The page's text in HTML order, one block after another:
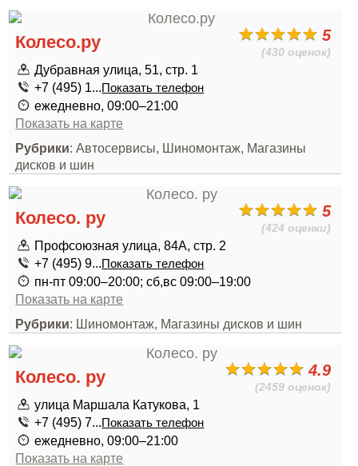
5
(430 оценок)
Колесо.ру
Дубравная улица, 51, стр. 1
+7 (495) 1...Показать телефон
ежедневно, 09:00–21:00
Показать на карте
Рубрики: Автосервисы, Шиномонтаж, Магазины
дисков и шин
5
(424 оценки)
Колесо. ру
Профсоюзная улица, 84А, стр. 2
+7 (495) 9...Показать телефон
пн-пт 09:00–20:00; сб,вс 09:00–19:00
Показать на карте
Рубрики: Шиномонтаж, Магазины дисков и шин
4.9
(2459 оценок)
Колесо. ру
улица Маршала Катукова, 1
+7 (495) 7...Показать телефон
ежедневно, 09:00–21:00
Показать на карте